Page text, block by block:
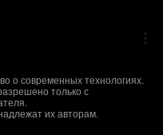
о современных технологиях.
только с
их авторам.